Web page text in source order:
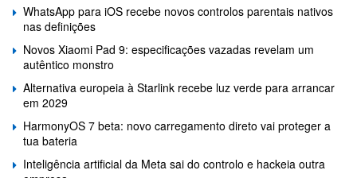
WhatsApp para iOS recebe novos controlos parentais nativos
nas definições
Novos Xiaomi Pad 9: especificações vazadas revelam um
autêntico monstro
Alternativa europeia à Starlink recebe luz verde para arrancar
em 2029
HarmonyOS 7 beta: novo carregamento direto vai proteger a
tua bateria
Inteligência artificial da Meta sai do controlo e hackeia outra